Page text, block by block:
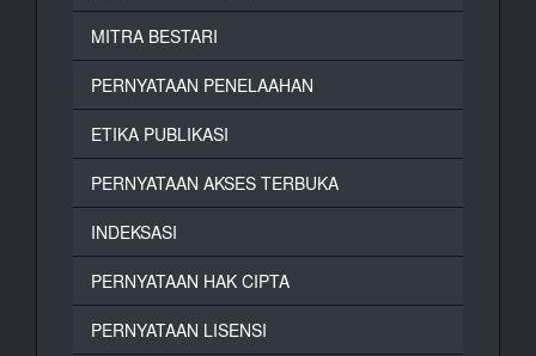
MITRA BESTARI
PERNYATAAN PENELAAHAN
ETIKA PUBLIKASI
PERNYATAAN AKSES TERBUKA
INDEKSASI
PERNYATAAN HAK CIPTA
PERNYATAAN LISENSI